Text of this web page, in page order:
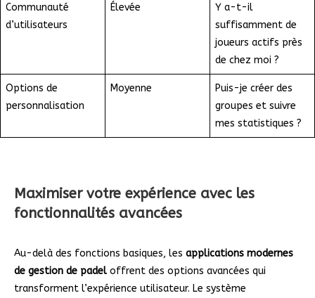
Communauté
d’utilisateurs
Élevée
Y a-t-il
suffisamment de
joueurs actifs près
de chez moi ?
Options de
personnalisation
Moyenne
Puis-je créer des
groupes et suivre
mes statistiques ?
Maximiser votre expérience avec les
fonctionnalités avancées
Au-delà des fonctions basiques, les applications modernes
de gestion de padel offrent des options avancées qui
transforment l’expérience utilisateur. Le système